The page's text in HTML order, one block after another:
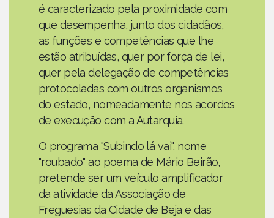
é caracterizado pela proximidade com
que desempenha, junto dos cidadãos,
as funções e competências que lhe
estão atribuídas, quer por força de lei,
quer pela delegação de competências
protocoladas com outros organismos
do estado, nomeadamente nos acordos
de execução com a Autarquia.
O programa "Subindo lá vai", nome
"roubado" ao poema de Mário Beirão,
pretende ser um veículo amplificador
da atividade da Associação de
Freguesias da Cidade de Beja e das